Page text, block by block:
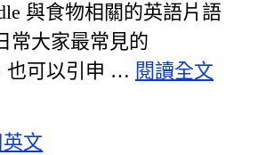
與食物相關的英語片語
常大家最常見的
也可以引申 … 閱讀全文
文